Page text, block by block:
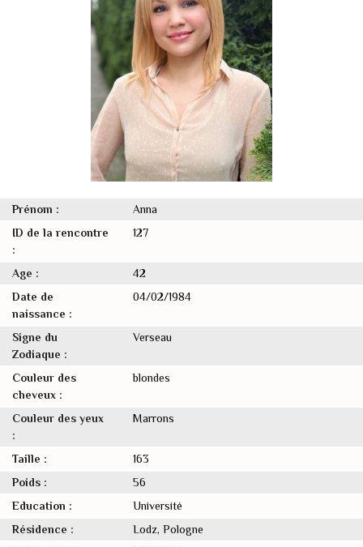
NOTRE DIFFÉRENCE
CONTACT
Prénom :
Anna
ID de la rencontre
:
127
Age :
42
Date de
naissance :
04/02/1984
Signe du
Zodiaque :
Verseau
Couleur des
cheveux :
blondes
Couleur des yeux
:
Marrons
Taille :
163
Poids :
56
Education :
Université
Résidence :
Lodz, Pologne